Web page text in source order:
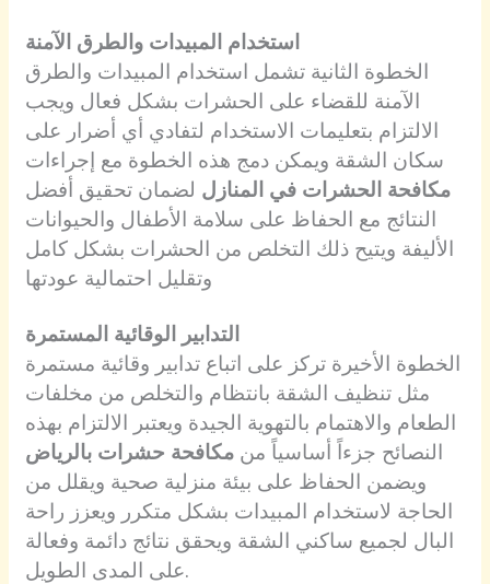
استخدام المبيدات والطرق الآمنة
الخطوة الثانية تشمل استخدام المبيدات والطرق
الآمنة للقضاء على الحشرات بشكل فعال ويجب
الالتزام بتعليمات الاستخدام لتفادي أي أضرار على
سكان الشقة ويمكن دمج هذه الخطوة مع إجراءات
مكافحة الحشرات في المنازل لضمان تحقيق أفضل
النتائج مع الحفاظ على سلامة الأطفال والحيوانات
الأليفة ويتيح ذلك التخلص من الحشرات بشكل كامل
وتقليل احتمالية عودتها
التدابير الوقائية المستمرة
الخطوة الأخيرة تركز على اتباع تدابير وقائية مستمرة
مثل تنظيف الشقة بانتظام والتخلص من مخلفات
الطعام والاهتمام بالتهوية الجيدة ويعتبر الالتزام بهذه
النصائح جزءاً أساسياً من مكافحة حشرات بالرياض
ويضمن الحفاظ على بيئة منزلية صحية ويقلل من
الحاجة لاستخدام المبيدات بشكل متكرر ويعزز راحة
البال لجميع ساكني الشقة ويحقق نتائج دائمة وفعالة
على المدى الطويل.